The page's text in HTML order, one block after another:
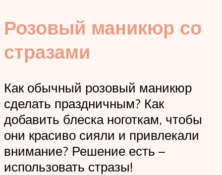
Розовый маникюр со
стразами
Как обычный розовый маникюр
сделать праздничным? Как
добавить блеска ноготкам, чтобы
они красиво сияли и привлекали
внимание? Решение есть –
использовать стразы!